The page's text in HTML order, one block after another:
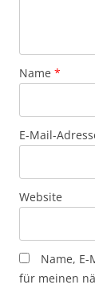
Name *
E-Mail-
Website
Name,
für meinen